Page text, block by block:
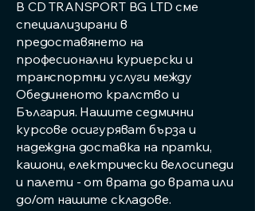
В CD TRANSPORT BG LTD сме
специализирани в
предоставянето на
професионални куриерски и
транспортни услуги между
Обединеното кралство и
България. Нашите седмични
курсове осигуряват бърза и
надеждна доставка на пратки,
кашони, електрически велосипеди
и палети - от врата до врата или
до/от нашите складове.